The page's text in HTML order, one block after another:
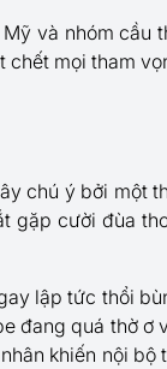
và nhóm cầu
chết mọi tham
chú ý bởi một
gặp cười đùa
lập tức thổi
đang quá thờ ơ
khiến nội bộ